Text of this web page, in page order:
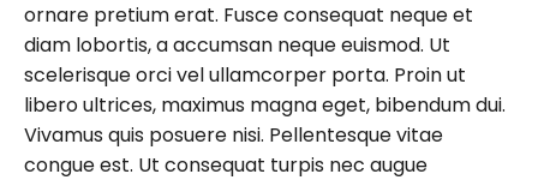
ornare pretium erat. Fusce consequat neque et
diam lobortis, a accumsan neque euismod. Ut
scelerisque orci vel ullamcorper porta. Proin ut
libero ultrices, maximus magna eget, bibendum dui.
Vivamus quis posuere nisi. Pellentesque vitae
congue est. Ut consequat turpis nec augue